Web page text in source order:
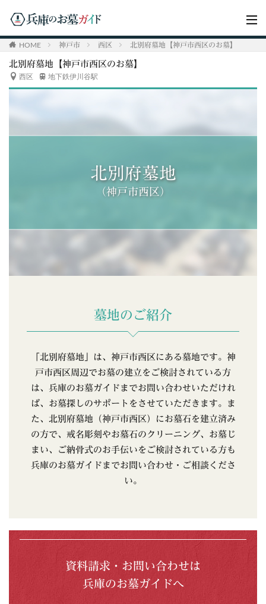
HOME 神戸市 西区 北別府墓地【神戸市西区のお墓】
北別府墓地【神戸市西区のお墓】
西区 地下鉄伊川谷駅
北別府墓地
（神戸市西区）
墓地のご紹介
「北別府墓地」は、神戸市西区にある墓地です。神
戸市西区周辺でお墓の建立をご検討されている方
は、兵庫のお墓ガイドまでお問い合わせいただけれ
ば、お墓探しのサポートをさせていただきます。ま
た、北別府墓地（神戸市西区）にお墓石を建立済み
の方で、戒名彫刻やお墓石のクリーニング、お墓じ
まい、ご納骨式のお手伝いをご検討されている方も
兵庫のお墓ガイドまでお問い合わせ・ご相談くださ
い。
資料請求・お問い合わせは
兵庫のお墓ガイドへ